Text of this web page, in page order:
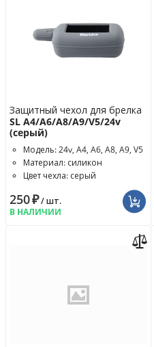
Защитный чехол для брелка
SL A4/A6/A8/A9/V5/24v
(серый)
Модель: 24v, A4, A6, A8, A9, V5
Материал: силикон
Цвет чехла: серый
250₽/ шт.
В НАЛИЧИИ